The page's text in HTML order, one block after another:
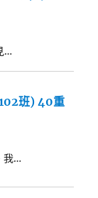
…
班) 40重
我…